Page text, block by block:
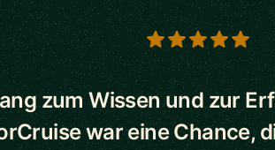
zum Wissen und zur
war eine Chance,